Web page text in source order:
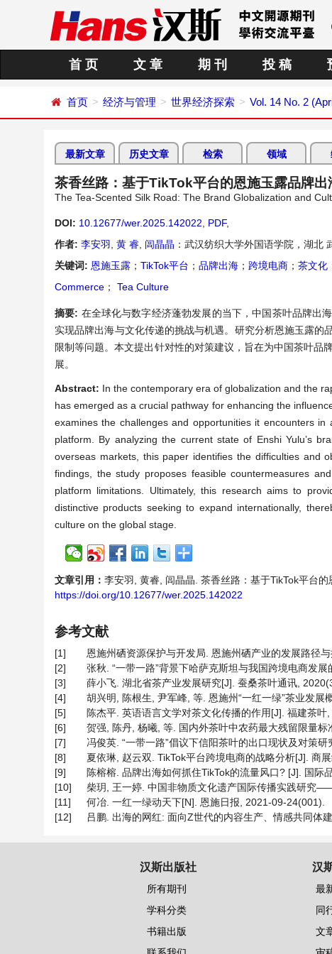
首 页 文 章 期 刊 投 稿
首页 经济与管理 世界经济探索 Vol. 14 No. 2
最新文章 历史文章 检索 领域
茶香丝路：基于TikTok平台的恩施玉露品牌出
The Tea-Scented Silk Road: The Brand Globalization and
DOI: 10.12677/wer.2025.142022 PDF,
作者: 李安羽 黄 睿 闾晶晶 ：武汉纺织大学外国语学院，湖北
关键词: 恩施玉露 ； TikTok平台 ； 品牌出海 ； 跨境电商 ； 茶文化
Commerce ； Tea Culture
摘要: 在全球化与数字经济蓬勃发展的当下，中国茶叶品牌出
实现品牌出海与文化传递的挑战与机遇。研究分析恩施玉露
限制等问题。本文提出针对性的对策建议，旨在为中国茶叶
展。
Abstract: In the contemporary era of globalization and the
has emerged as a crucial pathway for enhancing the
examines the challenges and opportunities it encounters
platform. By analyzing the current state of Enshi Yulu’s
overseas markets, this paper identifies the difficulties and
findings, the study proposes feasible countermeasures
platform limitations. Ultimately, this research aims to
distinctive products seeking to expand internationally,
culture on the global stage.
文章引用： 李安羽, 黄睿, 闾晶晶. 茶香丝路：基于TikTok平台
https://doi.org/10.12677/wer.2025.142022
参考文献
[1]
恩施州硒资源保护与开发局. 恩施州硒产业的发展路径
[2]
张秋. “一带一路”背景下哈萨克斯坦与我国跨境电商发
[3]
薛小飞. 湖北省茶产业发展研究[J]. 蚕桑茶叶通讯,
[4]
胡兴明, 陈根生, 尹军峰, 等. 恩施州“一红一绿”茶业发
[5]
陈杰平. 英语语言文学对茶文化传播的作用[J]. 福建茶叶
[6]
贺强, 陈丹, 杨曦, 等. 国内外茶叶中农药最大残留限量
[7]
冯俊英. “一带一路”倡议下信阳茶叶的出口现状及对策
[8]
夏依琳, 赵云双. TikTok平台跨境电商的战略分析[J]. 商
[9]
陈榕榕. 品牌出海如何抓住TikTok的流量风口? [J]. 国际
[10]
柴玥, 王一婷. 中国非物质文化遗产国际传播实践研究
[11]
何冶. 一红一绿动天下[N]. 恩施日报, 2021-09-24(001).
[12]
吕鹏. 出海的网红: 面向Z世代的内容生产、情感共同体
汉斯出版社
所有期刊
学科分类
书籍出版
汉
最
同
文